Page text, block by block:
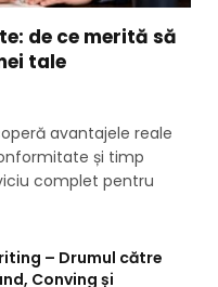
de ce merită să
tale
avantajele reale
și timp
complet pentru
– Drumul către
Conving și